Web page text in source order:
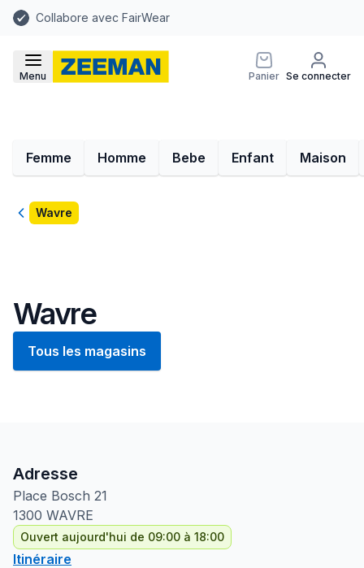
Collabore avec FairWear
Menu Panier Se connecter
Femme Homme Bebe Enfant Maison
RetourWavre
Wavre
Tous les magasins
Adresse
Place Bosch 21
1300 WAVRE
Ouvert aujourd'hui de 09:00 à 18:00
Itinéraire